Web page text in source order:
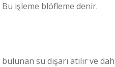
işleme blöfleme denir.
su dışarı atılır ve